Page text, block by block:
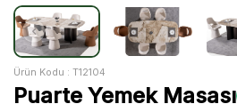
Ürün Kodu : T12104
Puarte Yemek Masası